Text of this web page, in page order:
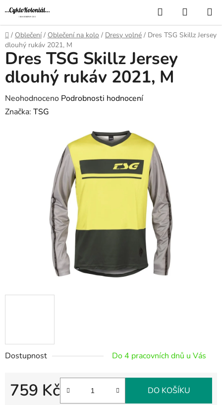
Přejít
na
obsah
Hledat
KOŠÍK
Domů
/ Oblečení / Oblečení na kolo / Dresy volné / Dres TSG Skillz Jersey
dlouhý rukáv 2021, M
Dostupnost Do 4 pracovních dnů u Vás
759 Kč DO KOŠÍKU
Dres TSG Skillz Jersey
dlouhý rukáv 2021, M
Průměrné
hodnocení
Neohodnoceno Podrobnosti hodnocení
Značka: TSG